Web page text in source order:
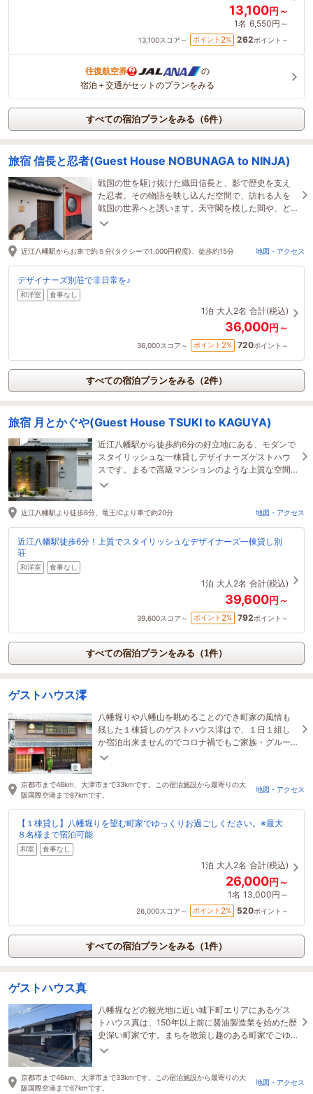
13,100円～
1名 6,550円～
13,100スコア～ ポイント 2% 262ポイント～
往復航空券
の
宿泊＋交通がセットのプランをみる
すべての宿泊プランをみる（6件）
旅宿 信長と忍者(Guest House NOBUNAGA to NINJA)
戦国の世を駆け抜けた織田信長と、影で歴史を支え
た忍者。その物語を映し込んだ空間で、訪れる人を
戦国の世界へと誘います。天守閣を模した間や、ど
んでん返しなど、遊び心に満ちた仕掛けが随所♪
近江八幡駅からお車で約５分(タクシーで1,000円程度)、徒歩約15分 地図・アクセス
デザイナーズ別荘で非日常を♪
和洋室 食事なし
1泊 大人2名 合計(税込)
36,000円～
36,000スコア～ ポイント 2% 720ポイント～
すべての宿泊プランをみる（2件）
旅宿 月とかぐや(Guest House TSUKI to KAGUYA)
近江八幡駅から徒歩約6分の好立地にある、モダンで
スタイリッシュな一棟貸しデザイナーズゲストハウ
スです。まるで高級マンションのような上質な空間
で、観光はもちろんビジネス利用にも最適。
近江八幡駅より徒歩6分、竜王ICより車で約20分 地図・アクセス
近江八幡駅徒歩6分！上質でスタイリッシュなデザイナーズ一棟貸し別
荘
和洋室 食事なし
1泊 大人2名 合計(税込)
39,600円～
39,600スコア～ ポイント 2% 792ポイント～
すべての宿泊プランをみる（1件）
ゲストハウス澪
八幡堀りや八幡山を眺めることのでき町家の風情も
残した１棟貸しのゲストハウス澪はで、１日１組し
か宿泊出来ませんのでコロナ禍でもご家族・グルー
プで気兼ねなくご宿泊いただけます。
京都市まで46km、大津市まで33kmです。この宿泊施設から最寄りの大
阪国際空港まで87kmです。
地図・アクセス
【１棟貸し】八幡堀りを望む町家でゆっくりお過ごしください。※最大
８名様まで宿泊可能
和室 食事なし
1泊 大人2名 合計(税込)
26,000円～
1名 13,000円～
26,000スコア～ ポイント 2% 520ポイント～
すべての宿泊プランをみる（1件）
ゲストハウス真
八幡堀などの観光地に近い城下町エリアにあるゲス
トハウス真は、150年以上前に醤油製造業を始めた歴
史深い町家です。まちを散策し趣のある町家でごゆ
っくりお過ごしください。
京都市まで46km、大津市まで33kmです。この宿泊施設から最寄りの大
阪国際空港まで87kmです。
地図・アクセス